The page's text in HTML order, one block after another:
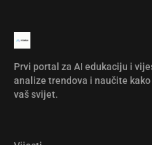
Prvi portal za AI edukaciju i
analize trendova i naučite
vaš svijet.